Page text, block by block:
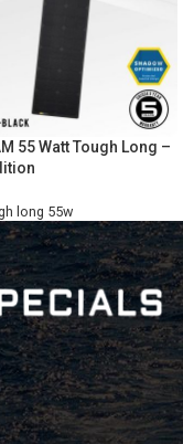
55 Watt Tough Long –
long 55w